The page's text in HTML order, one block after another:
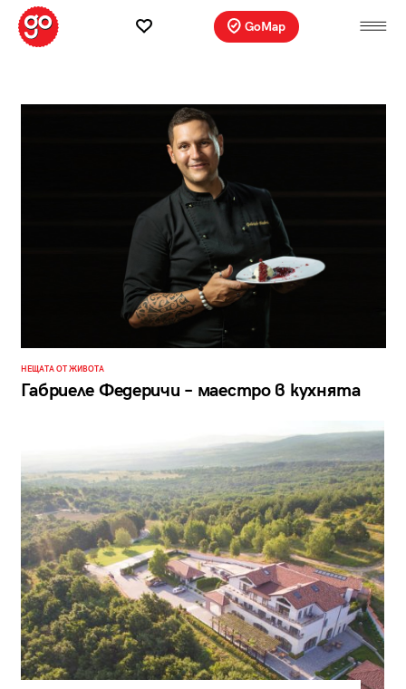
GoMap
НЕЩАТА ОТ ЖИВОТА
Габриеле Федеричи – маестро в кухнята